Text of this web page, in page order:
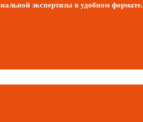
экспертизы в удобном формате.